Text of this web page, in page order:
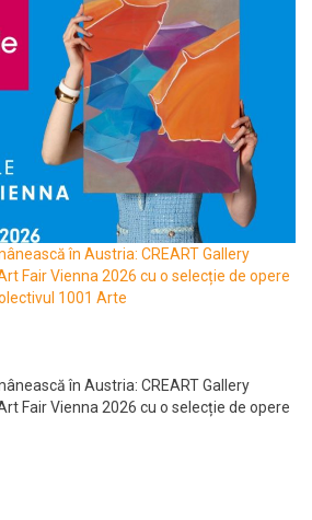
în Austria: CREART Gallery
Fair Vienna 2026 cu o selecție de opere
1001 Arte
în Austria: CREART Gallery
Fair Vienna 2026 cu o selecție de opere